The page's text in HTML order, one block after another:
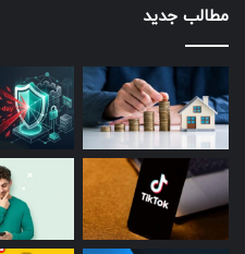
مطالب جدید